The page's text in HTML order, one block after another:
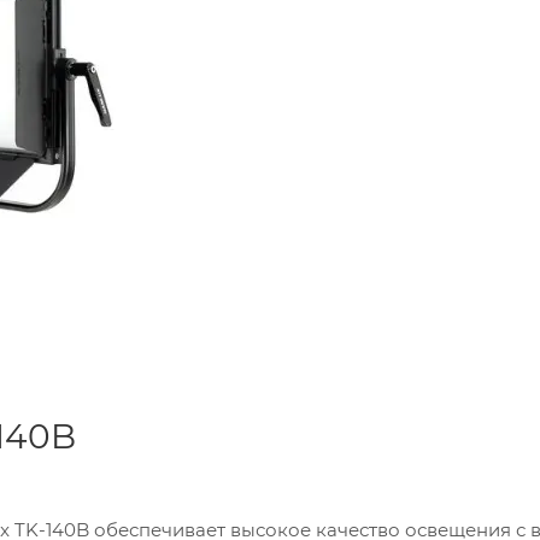
TK-140B обеспечивает высокое качество освещения с